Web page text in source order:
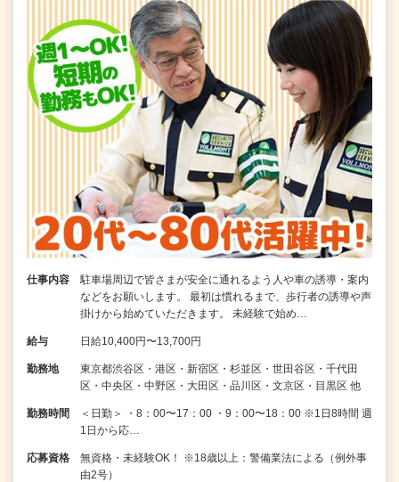
仕事内容
駐車場周辺で皆さまが安全に通れるよう人や車の誘導・案内
などをお願いします。 最初は慣れるまで、歩行者の誘導や声
掛けから始めていただきます。 未経験で始め…
給与 日給10,400円〜13,700円
勤務地
東京都渋谷区・港区・新宿区・杉並区・世田谷区・千代田
区・中央区・中野区・大田区・品川区・文京区・目黒区 他
勤務時間
＜日勤＞ ・8：00〜17：00 ・9：00〜18：00 ※1日8時間 週
1日から応…
応募資格
無資格・未経験OK！ ※18歳以上：警備業法による（例外事
由2号）